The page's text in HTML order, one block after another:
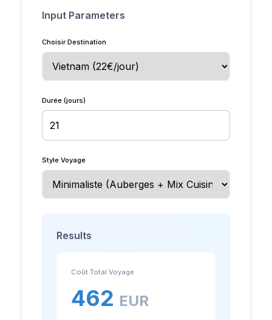
Input Parameters
Choisir Destination
Durée (jours)
Style Voyage
Results
Coût Total Voyage
462 EUR